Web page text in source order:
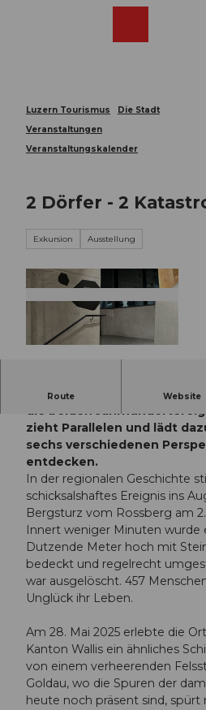
Luzern Tourismus
Die Stadt
Veranstaltungen
Veranstaltungskalender
2 Dörfer - 2
Exkursion Ausstellung
Route Website
Die Ausstellung «2 Dörfer –
die beiden
zieht Parallelen und lädt
sechs verschiedenen
entdecken.
In der regionalen Geschichte
schicksalshaftes Ereignis ins
Bergsturz vom Rossberg am
Innert weniger Minuten wurde
Dutzende Meter hoch mit
bedeckt und regelrecht
war ausgelöscht. 457
Unglück ihr Leben.
Am 28. Mai 2025 erlebte die
Kanton Wallis ein ähnliches
von einem verheerenden
Goldau, wo die Spuren der
heute noch präsent sind, spürt